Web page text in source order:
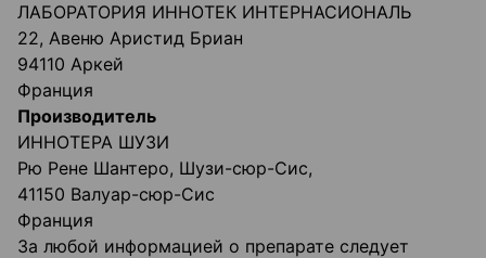
ЛАБОРАТОРИЯ ИННОТЕК ИНТЕРНАСИОНАЛЬ
22, Авеню Аристид Бриан
94110 Аркей
Франция
Производитель
ИННОТЕРА ШУЗИ
Рю Рене Шантеро, Шузи-сюр-Сис,
41150 Валуар-сюр-Сис
Франция
За любой информацией о препарате следует